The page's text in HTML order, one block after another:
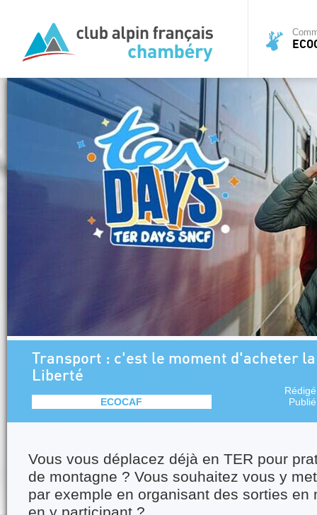
Transport : c'est le moment d'acheter
Liberté
ECOCAF
Vous vous déplacez déjà en TER pour
de montagne ? Vous souhaitez vous y
par exemple en organisant des sorties en